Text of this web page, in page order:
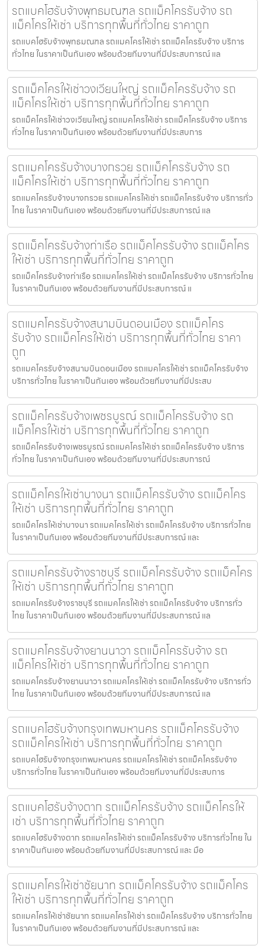
รถแบคโฮรับจ้างพุทธมณฑล รถแม็คโครรับจ้าง รถ
แม็คโครให้เช่า บริการทุกพื้นที่ทั่วไทย ราคาถูก
รถแบคโฮรับจ้างพุทธมณฑล รถแมคโครให้เช่า รถแม็คโครรับจ้าง บริการ
ทั่วไทย ในราคาเป็นกันเอง พร้อมด้วยทีมงานที่มีประสบการณ์ แล
รถแม็คโครให้เช่าวงเวียนใหญ่ รถแม็คโครรับจ้าง รถ
แม็คโครให้เช่า บริการทุกพื้นที่ทั่วไทย ราคาถูก
รถแม็คโครให้เช่าวงเวียนใหญ่ รถแมคโครให้เช่า รถแม็คโครรับจ้าง บริการ
ทั่วไทย ในราคาเป็นกันเอง พร้อมด้วยทีมงานที่มีประสบการ
รถแมคโครรับจ้างบางกรวย รถแม็คโครรับจ้าง รถ
แม็คโครให้เช่า บริการทุกพื้นที่ทั่วไทย ราคาถูก
รถแมคโครรับจ้างบางกรวย รถแมคโครให้เช่า รถแม็คโครรับจ้าง บริการทั่ว
ไทย ในราคาเป็นกันเอง พร้อมด้วยทีมงานที่มีประสบการณ์ แล
รถแม็คโครรับจ้างท่าเรือ รถแม็คโครรับจ้าง รถแม็คโคร
ให้เช่า บริการทุกพื้นที่ทั่วไทย ราคาถูก
รถแม็คโครรับจ้างท่าเรือ รถแมคโครให้เช่า รถแม็คโครรับจ้าง บริการทั่วไทย
ในราคาเป็นกันเอง พร้อมด้วยทีมงานที่มีประสบการณ์ แ
รถแมคโครรับจ้างสนามบินดอนเมือง รถแม็คโคร
รับจ้าง รถแม็คโครให้เช่า บริการทุกพื้นที่ทั่วไทย ราคา
ถูก
รถแมคโครรับจ้างสนามบินดอนเมือง รถแมคโครให้เช่า รถแม็คโครรับจ้าง
บริการทั่วไทย ในราคาเป็นกันเอง พร้อมด้วยทีมงานที่มีประสบ
รถแม็คโครรับจ้างเพชรบูรณ์ รถแม็คโครรับจ้าง รถ
แม็คโครให้เช่า บริการทุกพื้นที่ทั่วไทย ราคาถูก
รถแม็คโครรับจ้างเพชรบูรณ์ รถแมคโครให้เช่า รถแม็คโครรับจ้าง บริการ
ทั่วไทย ในราคาเป็นกันเอง พร้อมด้วยทีมงานที่มีประสบการณ์
รถแม็คโครให้เช่าบางนา รถแม็คโครรับจ้าง รถแม็คโคร
ให้เช่า บริการทุกพื้นที่ทั่วไทย ราคาถูก
รถแม็คโครให้เช่าบางนา รถแมคโครให้เช่า รถแม็คโครรับจ้าง บริการทั่วไทย
ในราคาเป็นกันเอง พร้อมด้วยทีมงานที่มีประสบการณ์ และ
รถแมคโครรับจ้างราชบุรี รถแม็คโครรับจ้าง รถแม็คโคร
ให้เช่า บริการทุกพื้นที่ทั่วไทย ราคาถูก
รถแมคโครรับจ้างราชบุรี รถแมคโครให้เช่า รถแม็คโครรับจ้าง บริการทั่ว
ไทย ในราคาเป็นกันเอง พร้อมด้วยทีมงานที่มีประสบการณ์ แล
รถแมคโครรับจ้างยานนาวา รถแม็คโครรับจ้าง รถ
แม็คโครให้เช่า บริการทุกพื้นที่ทั่วไทย ราคาถูก
รถแมคโครรับจ้างยานนาวา รถแมคโครให้เช่า รถแม็คโครรับจ้าง บริการทั่ว
ไทย ในราคาเป็นกันเอง พร้อมด้วยทีมงานที่มีประสบการณ์ แล
รถแบคโฮรับจ้างกรุงเทพมหานคร รถแม็คโครรับจ้าง
รถแม็คโครให้เช่า บริการทุกพื้นที่ทั่วไทย ราคาถูก
รถแบคโฮรับจ้างกรุงเทพมหานคร รถแมคโครให้เช่า รถแม็คโครรับจ้าง
บริการทั่วไทย ในราคาเป็นกันเอง พร้อมด้วยทีมงานที่มีประสบการ
รถแบคโฮรับจ้างตาก รถแม็คโครรับจ้าง รถแม็คโครให้
เช่า บริการทุกพื้นที่ทั่วไทย ราคาถูก
รถแบคโฮรับจ้างตาก รถแมคโครให้เช่า รถแม็คโครรับจ้าง บริการทั่วไทย ใน
ราคาเป็นกันเอง พร้อมด้วยทีมงานที่มีประสบการณ์ และ มือ
รถแมคโครให้เช่าชัยนาท รถแม็คโครรับจ้าง รถแม็คโคร
ให้เช่า บริการทุกพื้นที่ทั่วไทย ราคาถูก
รถแมคโครให้เช่าชัยนาท รถแมคโครให้เช่า รถแม็คโครรับจ้าง บริการทั่วไทย
ในราคาเป็นกันเอง พร้อมด้วยทีมงานที่มีประสบการณ์ และ